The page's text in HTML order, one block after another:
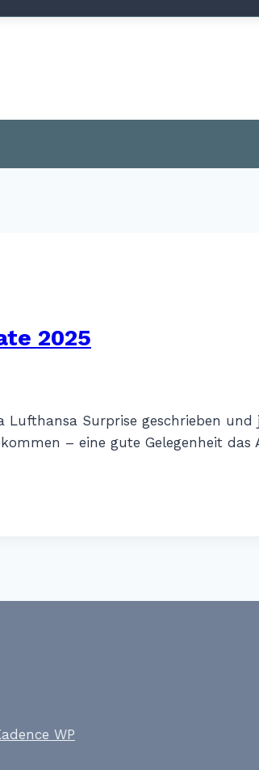
2025
Lufthansa Surprise geschrieben
– eine gute Gelegenheit
WP